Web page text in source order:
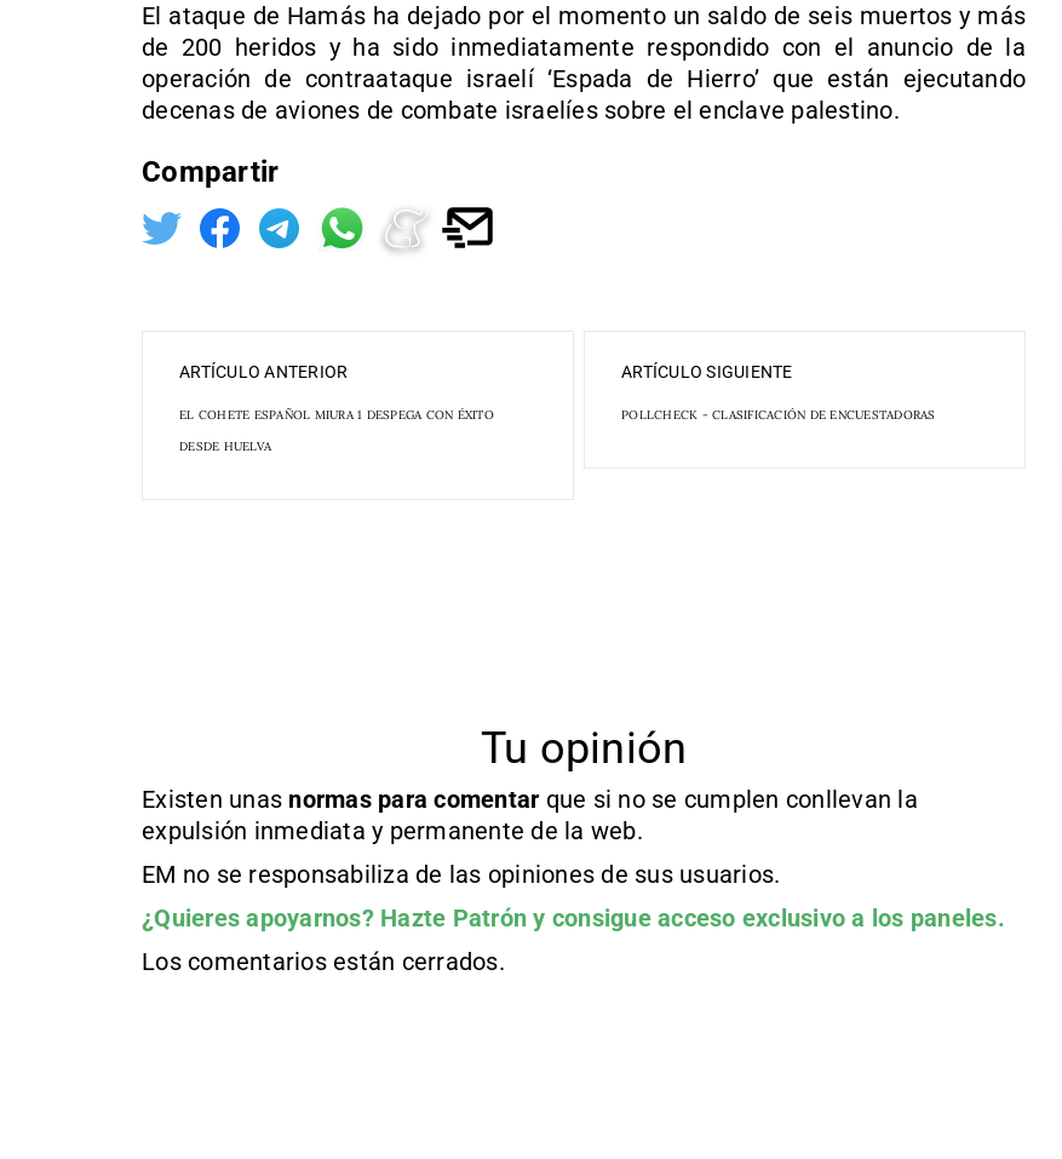
El ataque de Hamás ha dejado por el momento un saldo de seis muertos y más
de 200 heridos y ha sido inmediatamente respondido con el anuncio de la
operación de contraataque israelí ‘Espada de Hierro’ que están ejecutando
decenas de aviones de combate israelíes sobre el enclave palestino.
Compartir
ARTÍCULO ANTERIOR
EL COHETE ESPAÑOL MIURA 1 DESPEGA CON ÉXITO
DESDE HUELVA
ARTÍCULO SIGUIENTE
POLLCHECK - CLASIFICACIÓN DE ENCUESTADORAS
Tu opinión
Existen unas normas para comentar que si no se cumplen conllevan la
expulsión inmediata y permanente de la web.
EM no se responsabiliza de las opiniones de sus usuarios.
¿Quieres apoyarnos? Hazte Patrón y consigue acceso exclusivo a los paneles.
Los comentarios están cerrados.